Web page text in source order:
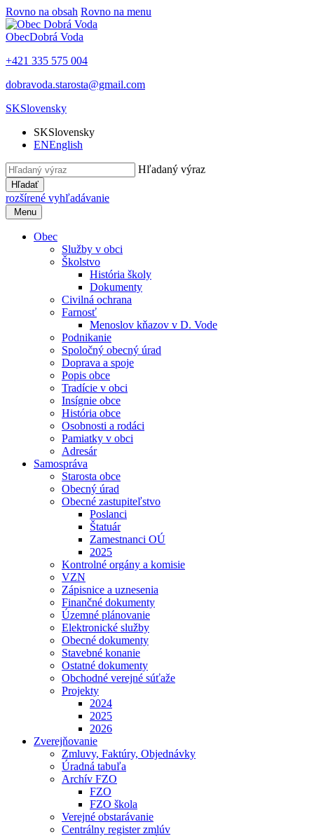
Rovno na obsah Rovno na menu
ObecDobrá Voda
+421 335 575 004
dobravoda.starosta@gmail.com
SKSlovensky
SKSlovensky
ENEnglish
Hľadaný výraz
Hľadať
rozšírené vyhľadávanie
Menu
Obec
Služby v obci
Školstvo
História školy
Dokumenty
Civilná ochrana
Farnosť
Menoslov kňazov v D. Vode
Podnikanie
Spoločný obecný úrad
Doprava a spoje
Popis obce
Tradície v obci
Insígnie obce
História obce
Osobnosti a rodáci
Pamiatky v obci
Adresár
Samospráva
Starosta obce
Obecný úrad
Obecné zastupiteľstvo
Poslanci
Štatuár
Zamestnanci OÚ
2025
Kontrolné orgány a komisie
VZN
Zápisnice a uznesenia
Finančné dokumenty
Územné plánovanie
Elektronické služby
Obecné dokumenty
Stavebné konanie
Ostatné dokumenty
Obchodné verejné súťaže
Projekty
2024
2025
2026
Zverejňovanie
Zmluvy, Faktúry, Objednávky
Úradná tabuľa
Archív FZO
FZO
FZO škola
Verejné obstarávanie
Centrálny register zmlúv